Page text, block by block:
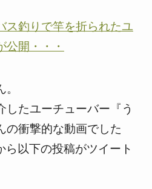
ス釣りで竿を折られたユ
開・・・
したユーチューバー『う
の衝撃的な動画でした
ら以下の投稿がツイート